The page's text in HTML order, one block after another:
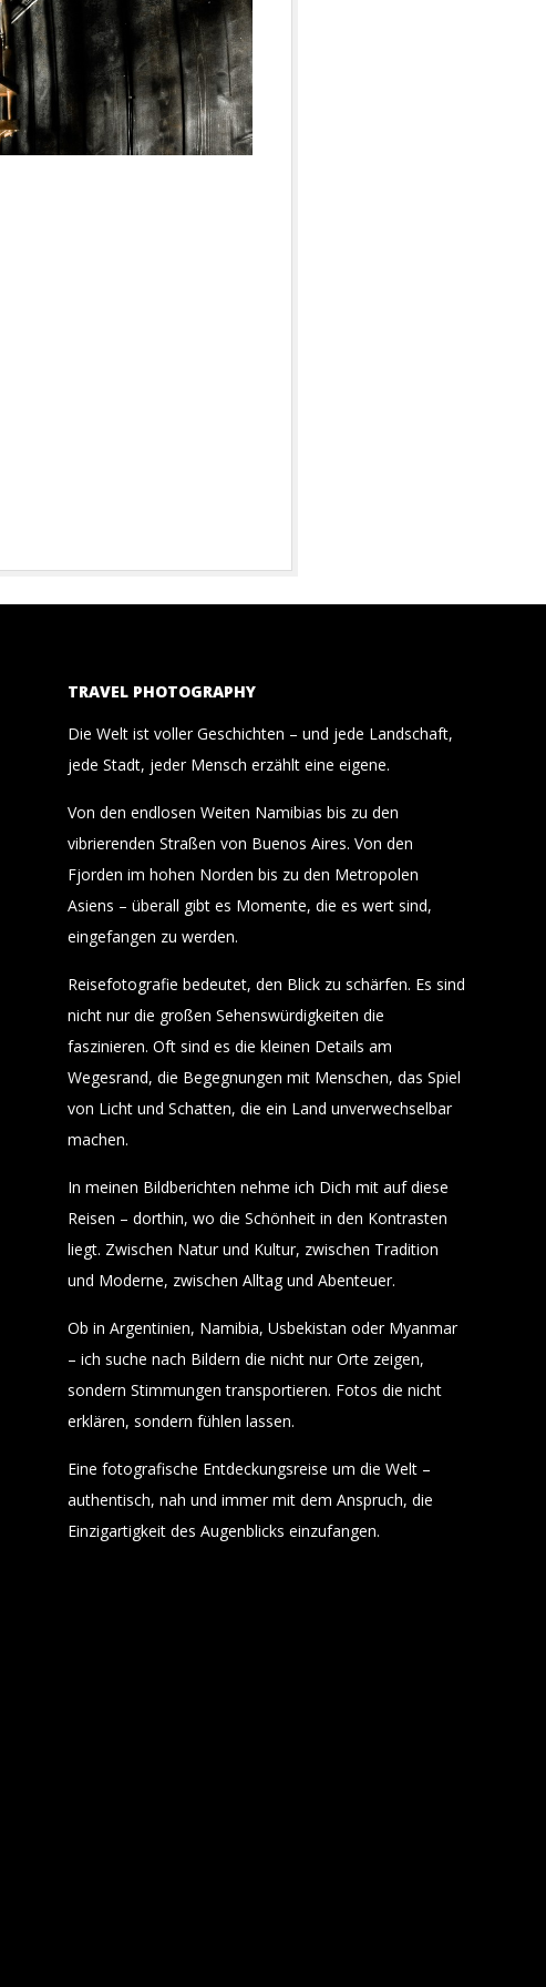
TRAVEL PHOTOGRAPHY
Die Welt ist voller Geschichten – und jede Landschaft,
jede Stadt, jeder Mensch erzählt eine eigene.
Von den endlosen Weiten Namibias bis zu den
vibrierenden Straßen von Buenos Aires. Von den
Fjorden im hohen Norden bis zu den Metropolen
Asiens – überall gibt es Momente, die es wert sind,
eingefangen zu werden.
Reisefotografie bedeutet, den Blick zu schärfen. Es sind
nicht nur die großen Sehenswürdigkeiten die
faszinieren. Oft sind es die kleinen Details am
Wegesrand, die Begegnungen mit Menschen, das Spiel
von Licht und Schatten, die ein Land unverwechselbar
machen.
In meinen Bildberichten nehme ich Dich mit auf diese
Reisen – dorthin, wo die Schönheit in den Kontrasten
liegt. Zwischen Natur und Kultur, zwischen Tradition
und Moderne, zwischen Alltag und Abenteuer.
Ob in Argentinien, Namibia, Usbekistan oder Myanmar
– ich suche nach Bildern die nicht nur Orte zeigen,
sondern Stimmungen transportieren. Fotos die nicht
erklären, sondern fühlen lassen.
Eine fotografische Entdeckungsreise um die Welt –
authentisch, nah und immer mit dem Anspruch, die
Einzigartigkeit des Augenblicks einzufangen.